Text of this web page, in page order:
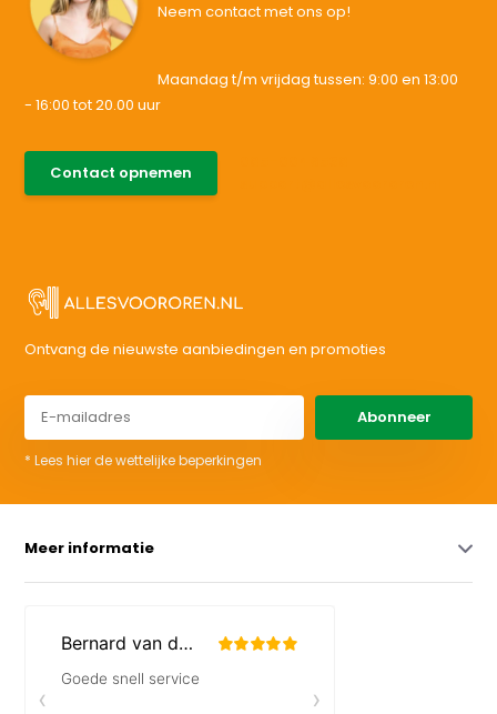
Neem contact met ons op!
Maandag t/m vrijdag tussen: 9:00 en 13:00
- 16:00 tot 20.00 uur
Contact opnemen
Ontvang de nieuwste aanbiedingen en promoties
Abonneer
* Lees hier de wettelijke beperkingen
Meer informatie